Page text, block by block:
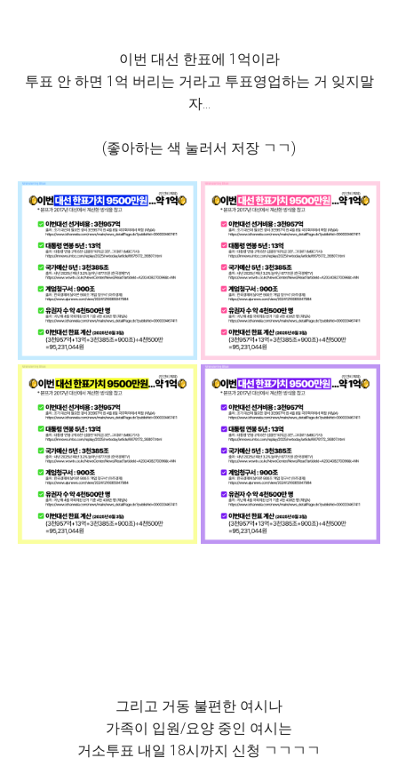
이번 대선 한표에 1억이라
투표 안 하면 1억 버리는 거라고 투표영업하는 거 잊지말
자...
(좋아하는 색 눌러서 저장 ㄱㄱ)
그리고 거동 불편한 여시나
가족이 입원/요양 중인 여시는
거소투표 내일 18시까지 신청 ㄱㄱㄱㄱ